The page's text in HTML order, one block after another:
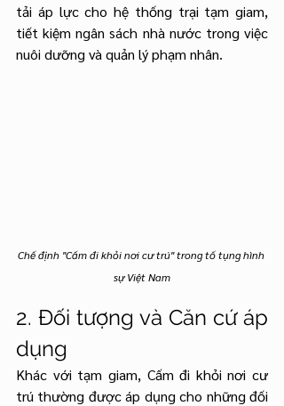
tải áp lực cho hệ thống trại tạm giam,
tiết kiệm ngân sách nhà nước trong việc
nuôi dưỡng và quản lý phạm nhân.
Chế định "Cấm đi khỏi nơi cư trú" trong tố tụng hình
sự Việt Nam
2. Đối tượng và Căn cứ áp
dụng
Khác với tạm giam, Cấm đi khỏi nơi cư
trú thường được áp dụng cho những đối